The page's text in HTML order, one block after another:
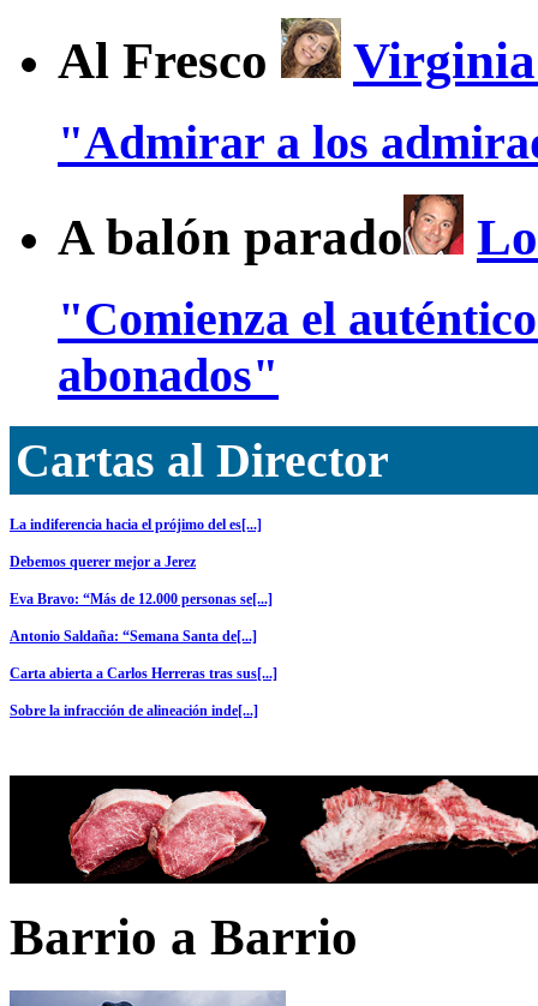
Al Fresco
"Admirar a los
A balón parado
"Comienza el
abonados"
Cartas al Director
La indiferencia hacia el prójimo del es[...]
Debemos querer mejor a Jerez
Eva Bravo: “Más de 12.000 personas se[...]
Antonio Saldaña: “Semana Santa de[...]
Carta abierta a Carlos Herreras tras sus[...]
Sobre la infracción de alineación inde[...]
Barrio a Barrio